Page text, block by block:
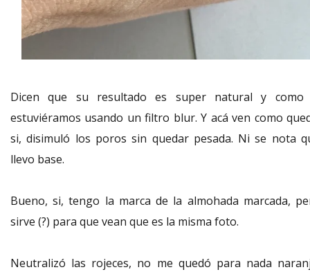
Dicen que su resultado es super natural y como
estuviéramos usando un filtro blur. Y acá ven como
si, disimuló los poros sin quedar pesada. Ni se nota
llevo base.
Bueno, si, tengo la marca de la almohada marcada,
sirve (?) para que vean que es la misma foto.
Neutralizó las rojeces, no me quedó para nada